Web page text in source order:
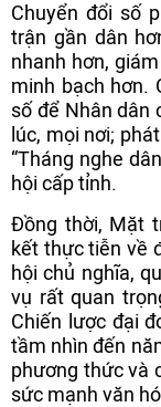
Chuyển đổi số
trận gần dân
nhanh hơn,
minh bạch hơn.
số để Nhân dân
lúc, mọi nơi;
“Tháng nghe
hội cấp tỉnh.
Đồng thời, Mặt
kết thực tiễn về
hội chủ nghĩa,
vụ rất quan
Chiến lược đại
tầm nhìn đến
phương thức và
sức mạnh văn